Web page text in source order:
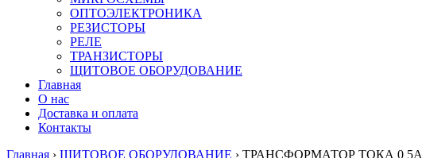
ОПТОЭЛЕКТРОНИКА
РЕЗИСТОРЫ
РЕЛЕ
ТРАНЗИСТОРЫ
ЩИТОВОЕ ОБОРУДОВАНИЕ
Главная
О нас
Доставка и оплата
Контакты
Главная › ЩИТОВОЕ ОБОРУДОВАНИЕ › ТРАНСФОРМАТОР ТОКА 0 5А